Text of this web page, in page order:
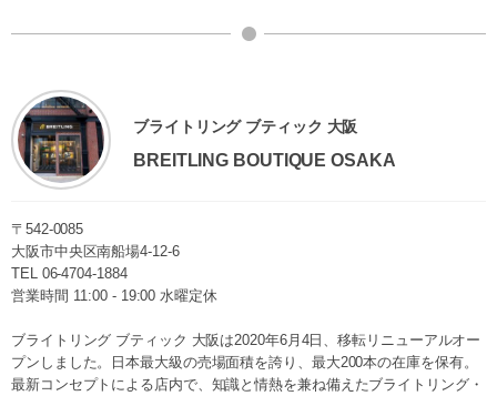
ブライトリング ブティック 大阪
BREITLING BOUTIQUE OSAKA
〒542-0085
大阪市中央区南船場4-12-6
TEL 06-4704-1884
営業時間 11:00 - 19:00 水曜定休
ブライトリング ブティック 大阪は2020年6月4日、移転リニューアルオー
プンしました。日本最大級の売場面積を誇り、最大200本の在庫を保有。
最新コンセプトによる店内で、知識と情熱を兼ね備えたブライトリング・